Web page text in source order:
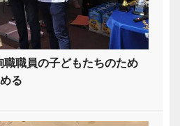
職職員の子どもたちのため
る